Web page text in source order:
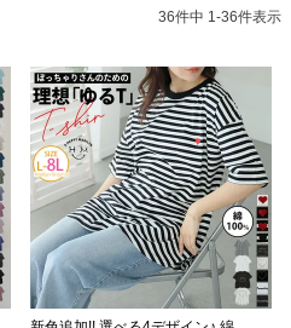
36件中 1-36件表示